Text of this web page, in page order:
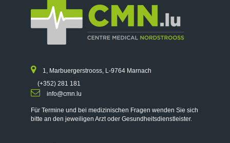
1, Marbuergerstrooss, L-9764 Marnach
(+352) 281 181
info@cmn.lu
Für Termine und bei medizinischen Fragen wenden Sie sich
bitte an den jeweiligen Arzt oder Gesundheitsdienstleister.